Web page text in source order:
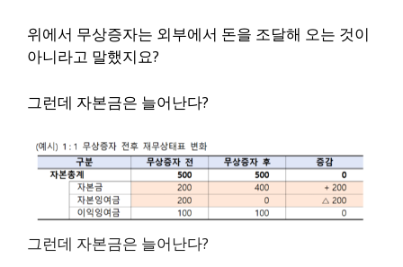
위에서 무상증자는 외부에서 돈을 조달해 오는 것이
아니라고 말했지요?
그런데 자본금은 늘어난다?
그런데 자본금은 늘어난다?